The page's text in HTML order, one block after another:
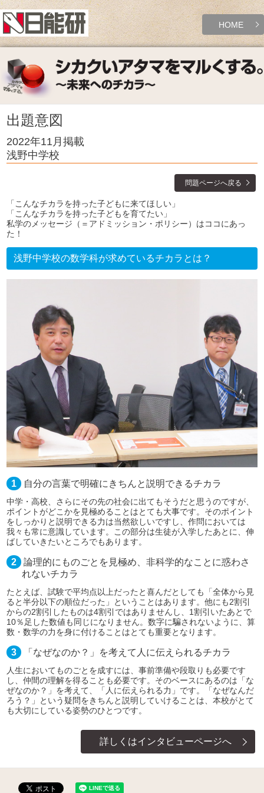
HOME
出題意図
2022年11月掲載
浅野中学校
問題ページへ戻る
「こんなチカラを持った子どもに来てほしい」
「こんなチカラを持った子どもを育てたい」
私学のメッセージ（＝アドミッション・ポリシー）はココにあっ
た！
浅野中学校の数学科が求めているチカラとは？
1 自分の言葉で明確にきちんと説明できるチカラ
中学・高校、さらにその先の社会に出てもそうだと思うのですが、
ポイントがどこかを見極めることはとても大事です。そのポイント
をしっかりと説明できる力は当然欲しいですし、作問においては
我々も常に意識しています。この部分は生徒が入学したあとに、伸
ばしていきたいところでもあります。
2
論理的にものごとを見極め、非科学的なことに惑わさ
れないチカラ
たとえば、試験で平均点以上だったと喜んだとしても「全体から見
ると半分以下の順位だった」ということはあります。他にも2割引
からの2割引したものは4割引ではありませんし、1割引いたあとで
10％足した数値も同じになりません。数字に騙されないように、算
数・数学の力を身に付けることはとても重要となります。
3 「なぜなのか？」を考えて人に伝えられるチカラ
人生においてものごとを成すには、事前準備や段取りも必要です
し、仲間の理解を得ることも必要です。そのベースにあるのは「な
ぜなのか？」を考えて、「人に伝えられる力」です。「なぜなんだ
ろう？」という疑問をきちんと説明していけることは、本校がとて
も大切にしている姿勢のひとつです。
詳しくはインタビューページへ